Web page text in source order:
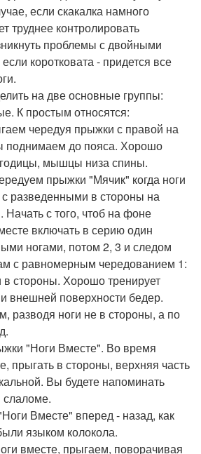
если скакалка намного
труднее контролировать
проблемы с двойными
коротковата - придется все
на две основные группы:
К простым относятся:
чередуя прыжки с правой на
поднимаем до пояса. Хорошо
мышцы низа спины.
прыжки "Мячик" когда ноги
разведенными в стороны на
с того, чтоб на фоне
включать в серию один
ногами, потом 2, 3 и следом
с равномерным чередованием 1:
в стороны. Хорошо тренирует
внешней поверхности бедер.
разводя ноги не в стороны, а по
"Ноги Вместе". Во время
прыгать в стороны, верхняя часть
Вы будете напоминать
слаломе.
Вместе" вперед - назад, как
языком колокола.
вместе, прыгаем, поворачивая